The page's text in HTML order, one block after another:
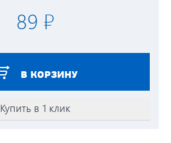
89 ₽
В КОРЗИНУ
Купить в 1 клик